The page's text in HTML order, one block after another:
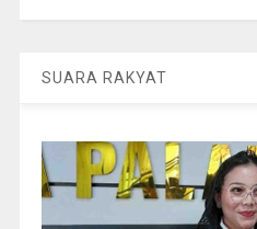
SUARA RAKYAT